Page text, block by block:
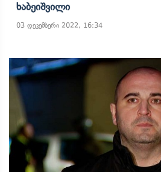
Ხაბეიშვილი
03 დეკემბერი 2022, 16:34